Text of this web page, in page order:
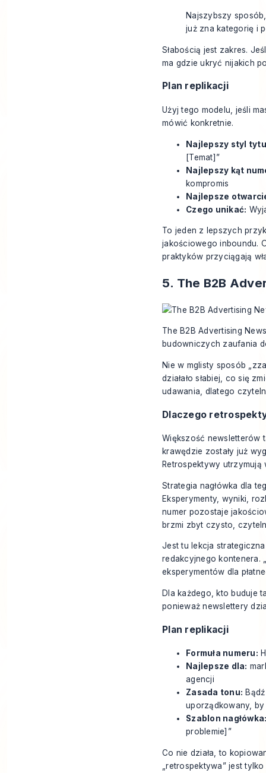
Najszybszy
już zna kategorię i
Słabością jest zakres.
ma gdzie ukryć nijakich
Plan replikacji
Użyj tego modelu, jeśli
mówić konkretnie.
Najlepszy styl
[Temat]”
Najlepszy kąt
kompromis
Najlepsze
Czego unikać:
To jeden z lepszych
jakościowego inboundu.
praktyków przyciągają
5. The B2B
The B2B Advertising
budowniczych zaufania
Nie w mglisty sposób
działało słabiej, co się
udawania, dlatego
Dlaczego
Większość newsletterów
krawędzie zostały już
Retrospektywy utrzymują
Strategia nagłówka dla
Eksperymenty, wyniki,
numer pozostaje
brzmi zbyt czysto,
Jest tu lekcja
redakcyjnego kontenera.
eksperymentów dla
Dla każdego, kto buduje
ponieważ newslettery
Plan replikacji
Formuła numeru:
Najlepsze dla:
agencji
Zasada tonu:
uporządkowany,
Szablon
problemie]”
Co nie działa, to
„retrospektywa” jest